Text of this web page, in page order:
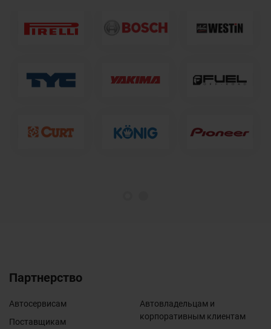
Партнерство
Автосервисам
Поставщикам
Автовладельцам и
корпоративным клиентам